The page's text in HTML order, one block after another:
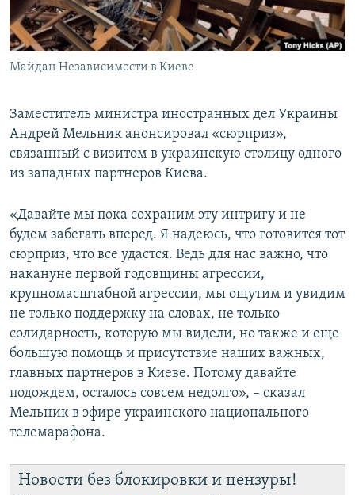
ПОБЕДИТЕЛЕЙ НЕ СУДЯТ?
КРЫМ.НЕПОКОРЕННЫЙ
ELIFBE
ПРИСОЕДИНЯЙТЕСЬ!
Все сайты RFE/RL
Майдан Независимости в Киеве
Заместитель министра иностранных дел Украины
Андрей Мельник анонсировал «сюрприз»,
связанный с визитом в украинскую столицу одного
из западных партнеров Киева.
«Давайте мы пока сохраним эту интригу и не
будем забегать вперед. Я надеюсь, что готовится тот
сюрприз, что все удастся. Ведь для нас важно, что
накануне первой годовщины агрессии,
крупномасштабной агрессии, мы ощутим и увидим
не только поддержку на словах, не только
солидарность, которую мы видели, но также и еще
большую помощь и присутствие наших важных,
главных партнеров в Киеве. Потому давайте
подождем, осталось совсем недолго», – сказал
Мельник в эфире украинского национального
телемарафона.
Новости без блокировки и цензуры!